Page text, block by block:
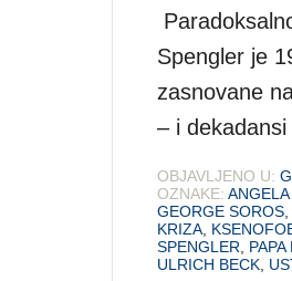
Spengler je
zasnovane
– i
OBJAVLJENO U:
OZNAKE: ANGELA
GEORGE SOROS
KRIZA
SPENGLER
ULRICH BECK